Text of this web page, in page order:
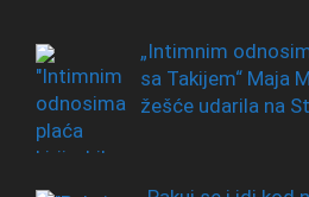
„Intimnim
sa Takijem“ Maja
žešće udarila na